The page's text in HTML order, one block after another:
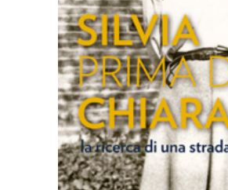
AGGIUNGI AL CARRELLO